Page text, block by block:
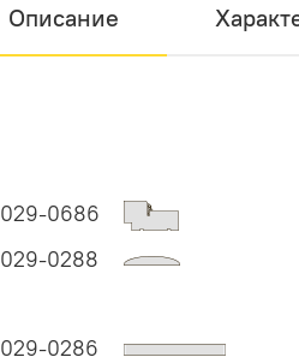
Описание
029-0686
029-0288
029-0286